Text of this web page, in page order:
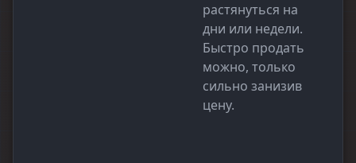
растянуться на
дни или недели.
Быстро продать
можно, только
сильно занизив
цену.